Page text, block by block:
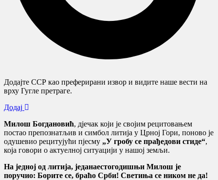
Додајте ССР као преферирани извор и видите наше вести на
врху Гугле претраге.
Додај
Милош Богдановић, дјечак који је својим рецитовањем
постао препознатљив и симбол литија у Црној Гори, поново је
одушевио рецитујући пјесму „У гробу се прађедови стиде“,
која говори о актуелној ситуацији у нашој земљи.
На једној од литија, једанаестогодишњи Милош је
поручио: Борите се, браћо Срби! Светиња се ником не да!